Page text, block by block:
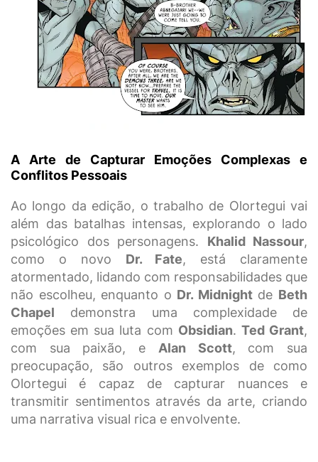
A Arte de Capturar Emoções Complexas e
Conflitos Pessoais
Ao longo da edição, o trabalho de Olortegui vai
além das batalhas intensas, explorando o lado
psicológico dos personagens. Khalid Nassour,
como o novo Dr. Fate, está claramente
atormentado, lidando com responsabilidades que
não escolheu, enquanto o Dr. Midnightde Beth
Chapel demonstra uma complexidade de
emoções em sua luta com Obsidian. Ted Grant,
com sua paixão, e Alan Scott, com sua
preocupação, são outros exemplos de como
Olortegui é capaz de capturar nuances e
transmitir sentimentos através da arte, criando
uma narrativa visual rica e envolvente.